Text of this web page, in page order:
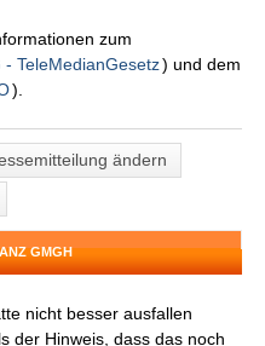
zum
- TeleMedianGesetz) und dem
).
ändern
GMGH
nicht besser ausfallen
der Hinweis, dass das noch